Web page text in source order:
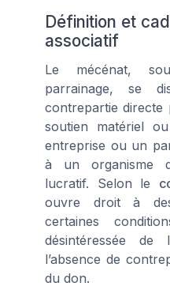
Définition et
associatif
Le mécénat,
parrainage, se
contrepartie directe
soutien matériel
entreprise ou un
à un organisme
lucratif. Selon le
ouvre droit à
certaines
désintéressée de
l’absence de
du don.